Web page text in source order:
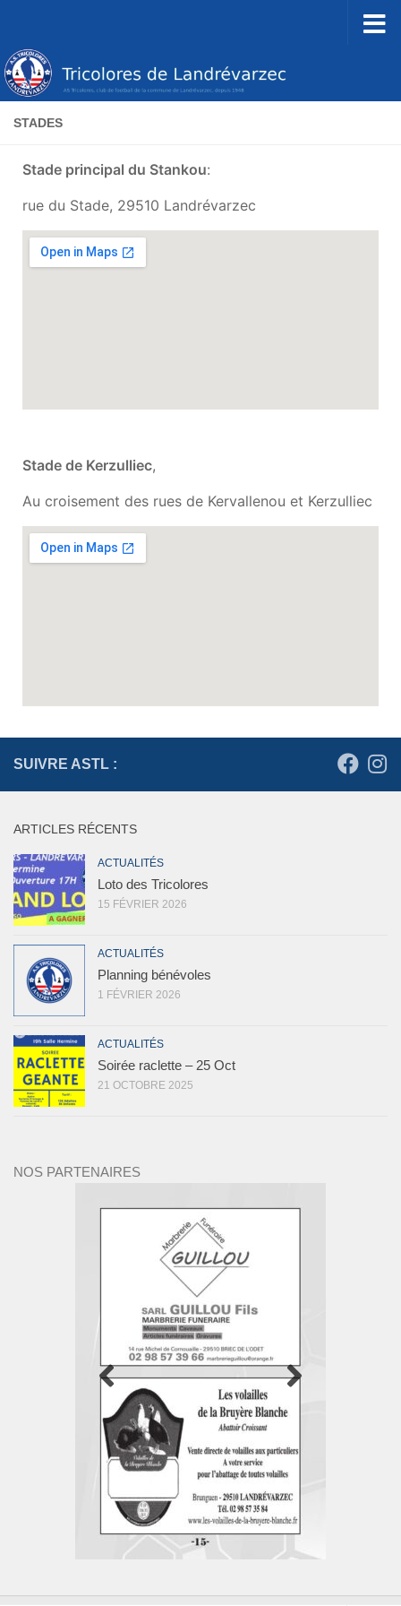
STADES
Stade principal du Stankou:
rue du Stade, 29510 Landrévarzec
Stade de Kerzulliec,
Au croisement des rues de Kervallenou et Kerzulliec
SUIVRE ASTL :
ARTICLES RÉCENTS
ACTUALITÉS
Loto des Tricolores
15 FÉVRIER 2026
ACTUALITÉS
Planning bénévoles
1 FÉVRIER 2026
ACTUALITÉS
Soirée raclette – 25 Oct
21 OCTOBRE 2025
NOS PARTENAIRES